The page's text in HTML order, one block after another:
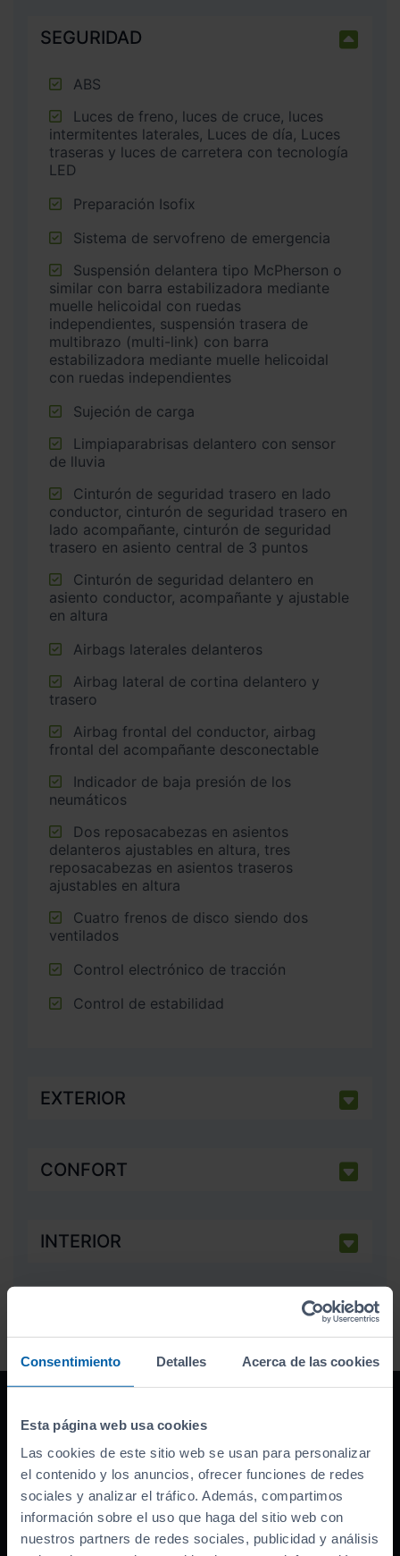
Consentimiento Detalles Acerca de las cookies
Esta página web usa cookies
Las cookies de este sitio web se usan para personalizar
el contenido y los anuncios, ofrecer funciones de redes
sociales y analizar el tráfico. Además, compartimos
información sobre el uso que haga del sitio web con
nuestros partners de redes sociales, publicidad y análisis
SEGURIDAD
ABS
intermitentes laterales, Luces de día, Luces
traseras y luces de carretera con tecnología
LED
Preparación Isofix
Sistema de servofreno de emergencia
similar con barra estabilizadora mediante
muelle helicoidal con ruedas
independientes, suspensión trasera de
multibrazo (multi-link) con barra
estabilizadora mediante muelle helicoidal
con ruedas independientes
Sujeción de carga
de lluvia
conductor, cinturón de seguridad trasero en
lado acompañante, cinturón de seguridad
trasero en asiento central de 3 puntos
asiento conductor, acompañante y ajustable
en altura
Airbags laterales delanteros
trasero
frontal del acompañante desconectable
neumáticos
delanteros ajustables en altura, tres
reposacabezas en asientos traseros
ajustables en altura
ventilados
Control electrónico de tracción
Control de estabilidad
EXTERIOR
CONFORT
INTERIOR
Financiación100% sin entrada
Grandes descuentos por financiar con
nosotros. ¡Descúbrelos!